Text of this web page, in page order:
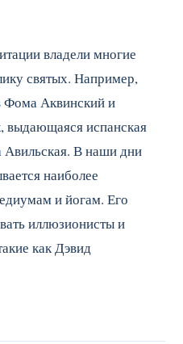
владели многие
святых. Например,
Фома Аквинский и
выдающаяся испанская
Авильская. В наши дни
наиболее
и йогам. Его
иллюзионисты и
как Дэвид